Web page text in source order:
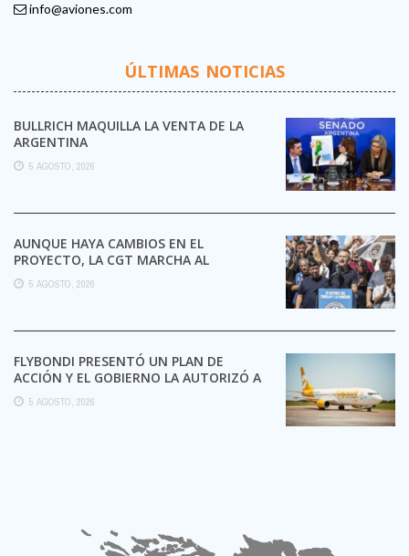
info@aviones.com
ÚLTIMAS NOTICIAS
BULLRICH MAQUILLA LA VENTA DE LA
ARGENTINA
5 AGOSTO, 2026
AUNQUE HAYA CAMBIOS EN EL
PROYECTO, LA CGT MARCHA AL
CONGRESO CONTRA LA LEY DE ...
5 AGOSTO, 2026
FLYBONDI PRESENTÓ UN PLAN DE
ACCIÓN Y EL GOBIERNO LA AUTORIZÓ A
SEGUIR OPERANDO
5 AGOSTO, 2026